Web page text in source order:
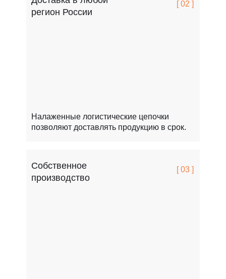
Собственное
производство
[ 03 ]
Налаженные логистические цепочки
позволяют доставлять продукцию в срок.
регион России
[ 02 ]